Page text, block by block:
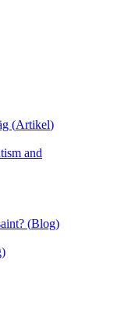
(Artikel)
and
(Blog)
)